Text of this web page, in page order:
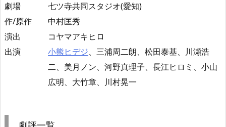
劇場
七ツ寺共同スタジオ(愛知)
作/原作
中村匡秀
演出
コヤマアキヒロ
出演
小熊ヒデジ、三浦周二朗、松田泰基、川瀬浩
二、美月ノン、河野真理子、長江ヒロミ、小山
広明、大竹章、川村晃一